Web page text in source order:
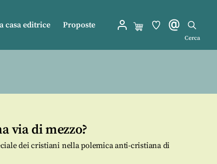
casa editrice Proposte
Cerca
via di mezzo?
dei cristiani nella polemica anti-cristiana di